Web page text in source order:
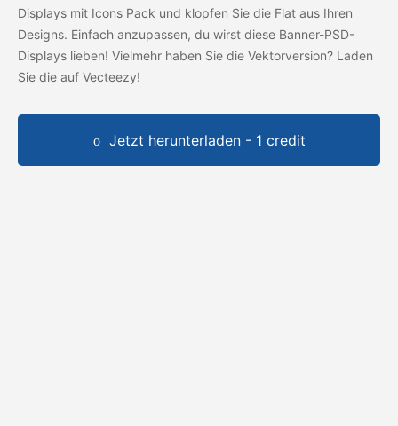
Displays mit Icons Pack und klopfen Sie die Flat aus Ihren
Designs. Einfach anzupassen, du wirst diese Banner-PSD-
Displays lieben! Vielmehr haben Sie die Vektorversion? Laden
Sie die auf Vecteezy!
Jetzt herunterladen - 1 credit